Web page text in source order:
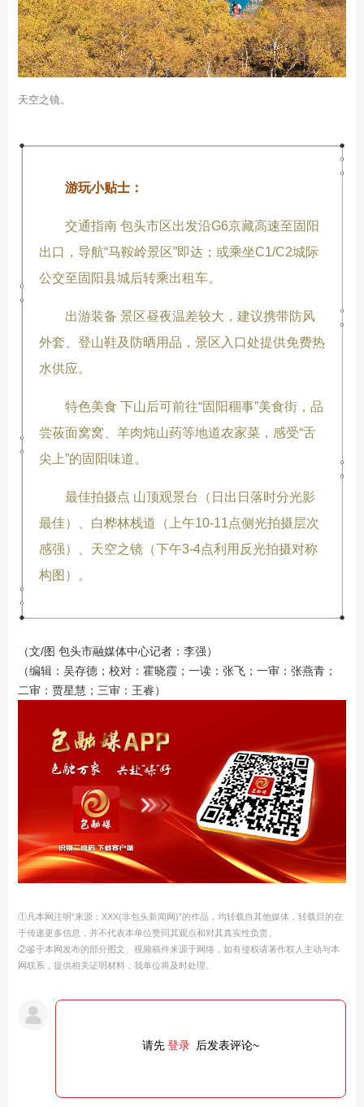
天空之镜。
游玩小贴士：
交通指南 包头市区出发沿G6京藏高速至固阳
出口，导航“马鞍岭景区”即达；或乘坐C1/C2城际
公交至固阳县城后转乘出租车。
出游装备 景区昼夜温差较大，建议携带防风
外套、登山鞋及防晒用品，景区入口处提供免费热
水供应。
特色美食 下山后可前往“固阳稒事”美食街，品
尝莜面窝窝、羊肉炖山药等地道农家菜，感受“舌
尖上”的固阳味道。
最佳拍摄点 山顶观景台（日出日落时分光影
最佳）、白桦林栈道（上午10-11点侧光拍摄层次
感强）、天空之镜（下午3-4点利用反光拍摄对称
构图）。
（文/图 包头市融媒体中心记者：李强）
（编辑：吴存德；校对：霍晓霞；一读：张飞；一审：张燕青；
二审：贾星慧；三审：王睿）
①凡本网注明“来源：XXX(非包头新闻网)”的作品，均转载自其他媒体，转载目的在
于传递更多信息，并不代表本单位赞同其观点和对其真实性负责。
②鉴于本网发布的部分图文、视频稿件来源于网络，如有侵权请著作权人主动与本
网联系，提供相关证明材料，我单位将及时处理。
请先登录 后发表评论~